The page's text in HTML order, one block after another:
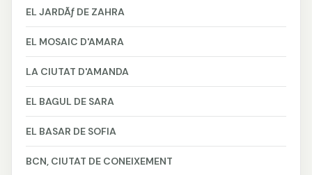
EL JARDÃƒ DE ZAHRA
EL MOSAIC D'AMARA
LA CIUTAT D'AMANDA
EL BAGUL DE SARA
EL BASAR DE SOFIA
BCN, CIUTAT DE CONEIXEMENT